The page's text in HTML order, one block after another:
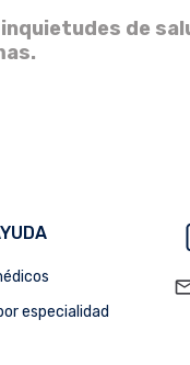
de
especialidad